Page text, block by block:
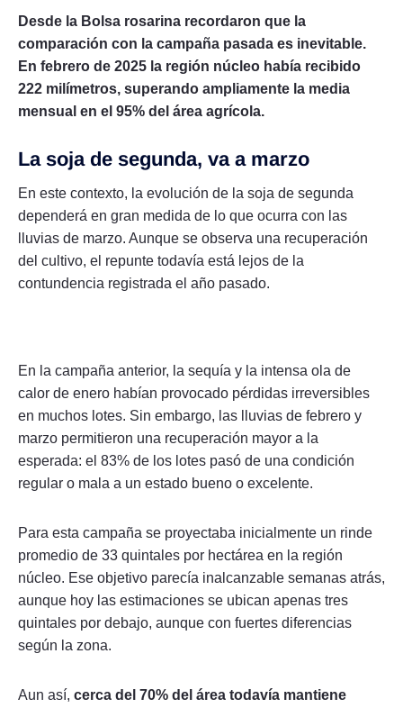
Desde la Bolsa rosarina recordaron que la
comparación con la campaña pasada es inevitable.
En febrero de 2025 la región núcleo había recibido
222 milímetros, superando ampliamente la media
mensual en el 95% del área agrícola.
La soja de segunda, va a marzo
En este contexto, la evolución de la soja de segunda
dependerá en gran medida de lo que ocurra con las
lluvias de marzo. Aunque se observa una recuperación
del cultivo, el repunte todavía está lejos de la
contundencia registrada el año pasado.
En la campaña anterior, la sequía y la intensa ola de
calor de enero habían provocado pérdidas irreversibles
en muchos lotes. Sin embargo, las lluvias de febrero y
marzo permitieron una recuperación mayor a la
esperada: el 83% de los lotes pasó de una condición
regular o mala a un estado bueno o excelente.
Para esta campaña se proyectaba inicialmente un rinde
promedio de 33 quintales por hectárea en la región
núcleo. Ese objetivo parecía inalcanzable semanas atrás,
aunque hoy las estimaciones se ubican apenas tres
quintales por debajo, aunque con fuertes diferencias
según la zona.
Aun así, cerca del 70% del área todavía mantiene